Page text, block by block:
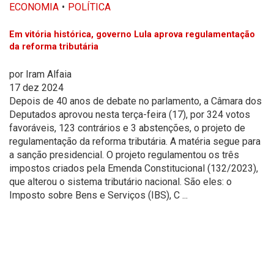
ECONOMIA POLÍTICA
Em vitória histórica, governo Lula aprova regulamentação
da reforma tributária
por Iram Alfaia
17 dez 2024
Depois de 40 anos de debate no parlamento, a Câmara dos
Deputados aprovou nesta terça-feira (17), por 324 votos
favoráveis, 123 contrários e 3 abstenções, o projeto de
regulamentação da reforma tributária. A matéria segue para
a sanção presidencial. O projeto regulamentou os três
impostos criados pela Emenda Constitucional (132/2023),
que alterou o sistema tributário nacional. São eles: o
Imposto sobre Bens e Serviços (IBS), C ...